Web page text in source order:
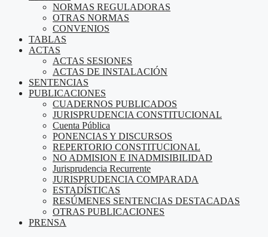
NORMAS REGULADORAS
OTRAS NORMAS
CONVENIOS
TABLAS
ACTAS
ACTAS SESIONES
ACTAS DE INSTALACIÓN
SENTENCIAS
PUBLICACIONES
CUADERNOS PUBLICADOS
JURISPRUDENCIA CONSTITUCIONAL
Cuenta Pública
PONENCIAS Y DISCURSOS
REPERTORIO CONSTITUCIONAL
NO ADMISION E INADMISIBILIDAD
Jurisprudencia Recurrente
JURISPRUDENCIA COMPARADA
ESTADÍSTICAS
RESÚMENES SENTENCIAS DESTACADAS
OTRAS PUBLICACIONES
PRENSA